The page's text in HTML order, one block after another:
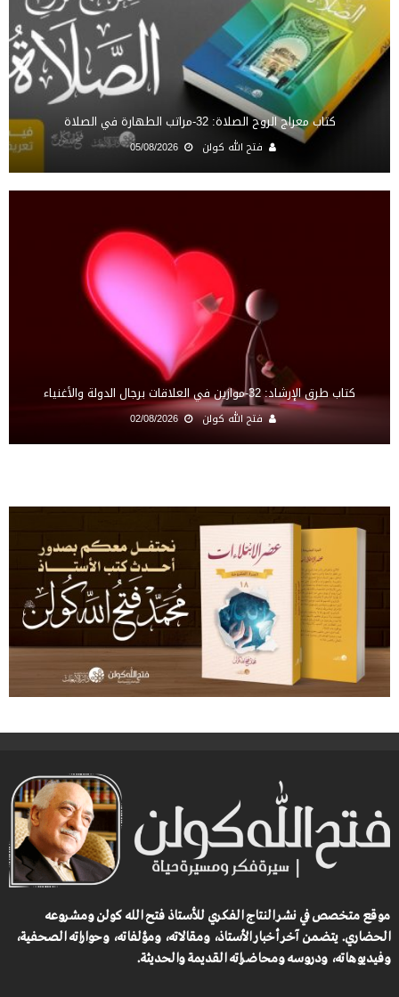
كتاب معراج الروح الصلاة: 32-مراتب الطهارة في الصلاة
فتح الله كولن 05/08/2026
كتاب طرق الإرشاد: 32-موازين في العلاقات برجال الدولة والأغنياء
فتح الله كولن 02/08/2026
موقع متخصص في نشر النتاج الفكري للأستاذ فتح الله كولن ومشروعه
الحضاري. يتضمن آخر أخبار الأستاذ، ومقالاته، ومؤلفاته، وحواراته الصحفية،
وفيديوهاته، ودروسه ومحاضراته القديمة والحديثة.